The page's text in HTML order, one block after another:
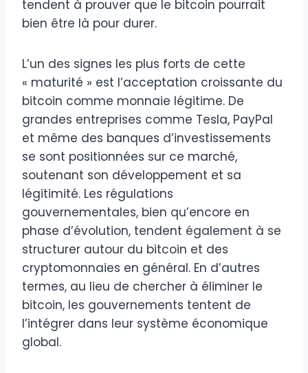
tendent à prouver que le bitcoin pourrait
bien être là pour durer.
L’un des signes les plus forts de cette
« maturité » est l’acceptation croissante du
bitcoin comme monnaie légitime. De
grandes entreprises comme Tesla, PayPal
et même des banques d’investissements
se sont positionnées sur ce marché,
soutenant son développement et sa
légitimité. Les régulations
gouvernementales, bien qu’encore en
phase d’évolution, tendent également à se
structurer autour du bitcoin et des
cryptomonnaies en général. En d’autres
termes, au lieu de chercher à éliminer le
bitcoin, les gouvernements tentent de
l’intégrer dans leur système économique
global.